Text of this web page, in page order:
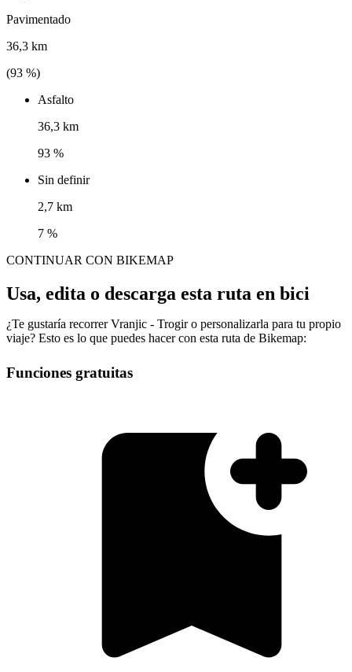
Pavimentado
36,3 km
(93 %)
Asfalto
36,3 km
93 %
Sin definir
2,7 km
7 %
CONTINUAR CON BIKEMAP
Usa, edita o descarga esta ruta en bici
¿Te gustaría recorrer Vranjic - Trogir o personalizarla para tu propio
viaje? Esto es lo que puedes hacer con esta ruta de Bikemap:
Funciones gratuitas